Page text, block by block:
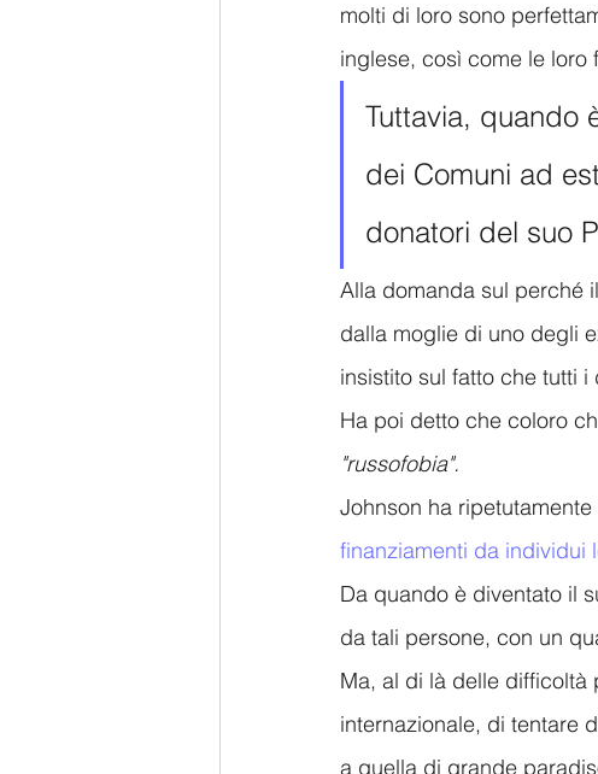
molti di loro sono
inglese, così come le loro
Tuttavia, quando
dei Comuni ad
donatori del suo
Alla domanda sul perché
dalla moglie di uno degli
insistito sul fatto che tutti
Ha poi detto che coloro
"russofobia".
Johnson ha ripetutamente
finanziamenti da individui
Da quando è diventato il
da tali persone, con un
Ma, al di là delle difficoltà
internazionale, di tentare
a quella di grande